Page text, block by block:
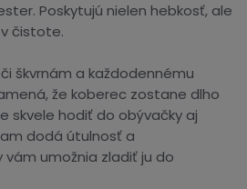
Poskytujú nielen hebkosť, ale
čistote.
škvrnám a každodennému
že koberec zostane dlho
skvele hodiť do obývačky aj
dodá útulnosť a
vám umožnia zladiť ju do